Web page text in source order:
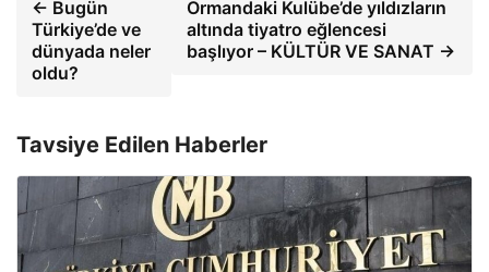
← Bugün
Türkiye’de ve
dünyada neler
oldu?
Ormandaki Kulübe’de yıldızların
altında tiyatro eğlencesi
başlıyor – KÜLTÜR VE SANAT →
Tavsiye Edilen Haberler